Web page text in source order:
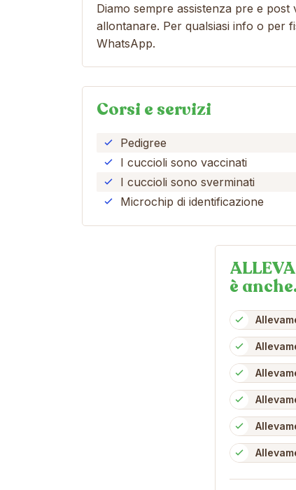
Diamo sempre assistenza pre e
allontanare. Per qualsiasi info o per
WhatsApp.
Corsi e servizi
Pedigree
I cuccioli sono vaccinati
I cuccioli sono sverminati
Microchip di identificazione
è